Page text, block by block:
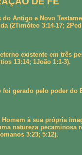
do Antigo e Novo
(2Timóteo 3:14-17;
existente em três
13:14; 1João 1:1-3).
gerado pelo poder do
à sua própria
natureza
3:23; 5:12).